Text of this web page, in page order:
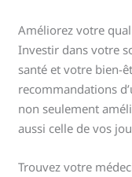
Améliorez votre
Investir dans votre
santé et votre bien-
recommandations
non seulement
aussi celle de vos
Trouvez votre